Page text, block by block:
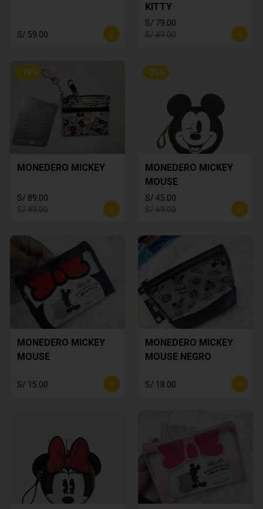
S/ 59.00
KITTY
S/ 79.00
S/ 89.00
-10%
MONEDERO MICKEY
S/ 89.00
S/ 99.00
-35%
MONEDERO MICKEY
MOUSE
S/ 45.00
S/ 69.00
MONEDERO MICKEY
MOUSE
S/ 15.00
MONEDERO MICKEY
MOUSE NEGRO
S/ 18.00